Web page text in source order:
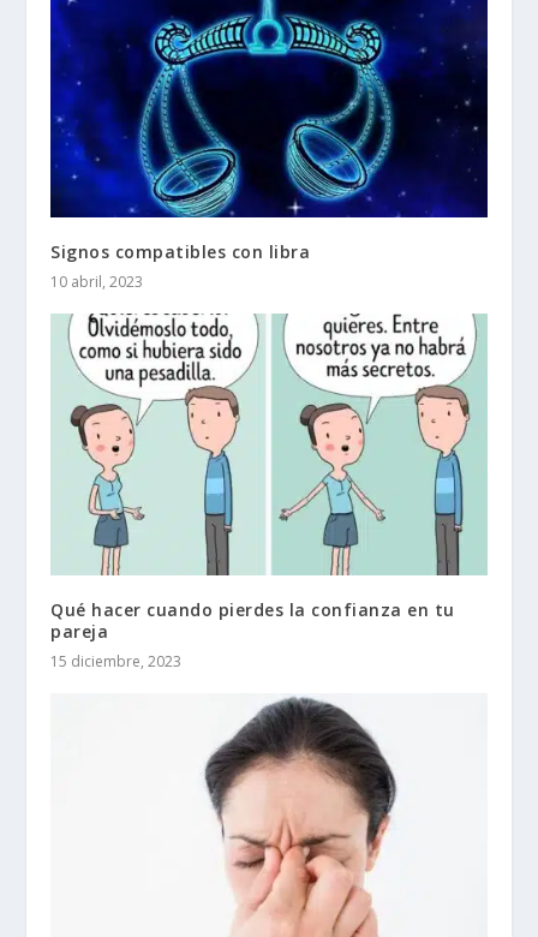
Signos compatibles con libra
10 abril, 2023
Qué hacer cuando pierdes la confianza en tu
pareja
15 diciembre, 2023